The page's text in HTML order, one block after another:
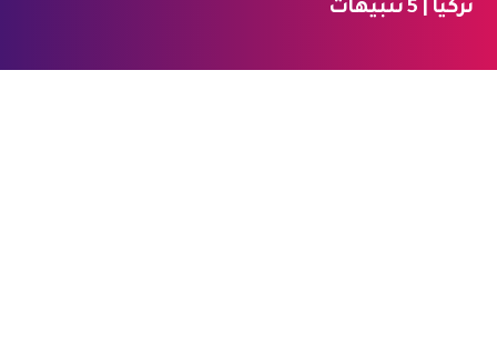
تركيا | 5 تنبيهات